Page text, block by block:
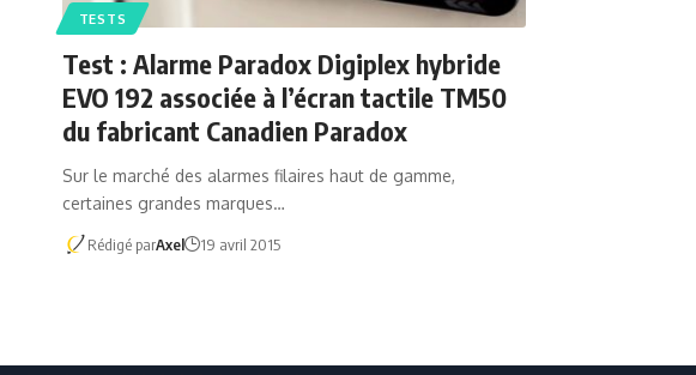
TESTS
Test : Alarme Paradox Digiplex hybride
EVO 192 associée à l’écran tactile TM50
du fabricant Canadien Paradox
Sur le marché des alarmes filaires haut de gamme,
certaines grandes marques…
Rédigé parAxel 19 avril 2015